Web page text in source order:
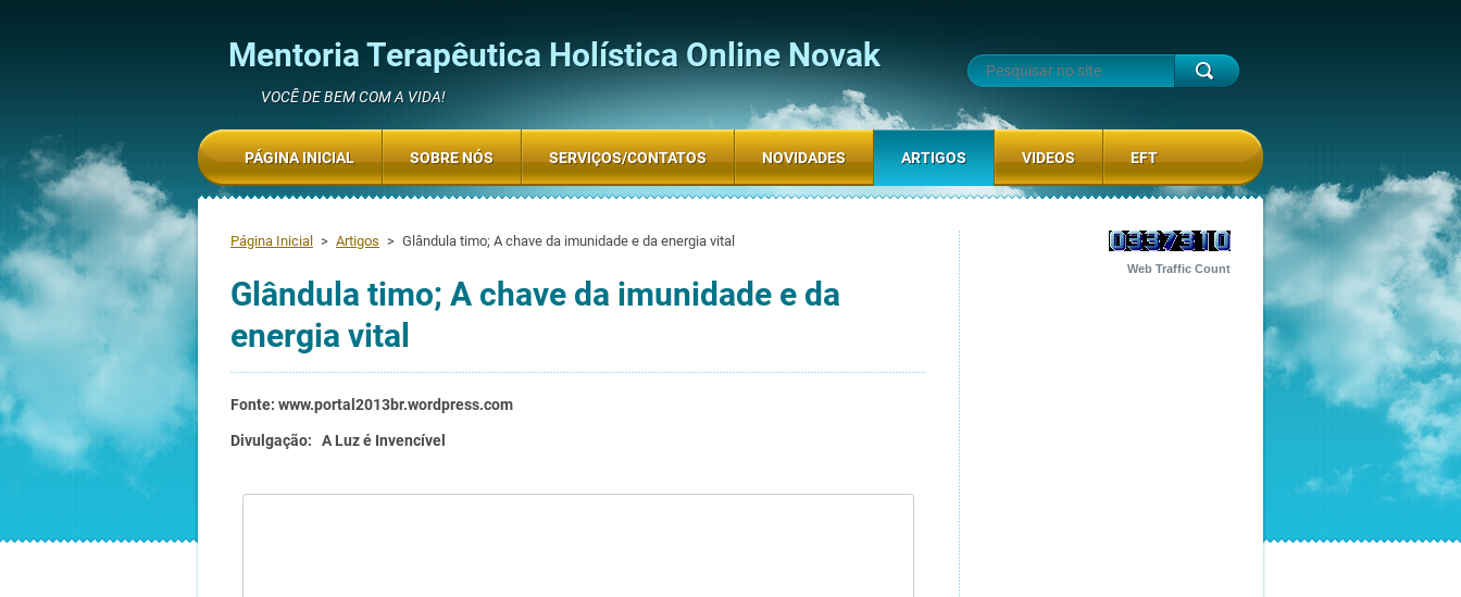
Mentoria Terapêutica Holística Online Novak
VOCÊ DE BEM COM A VIDA!
Página Inicial > Artigos > Glândula timo; A chave da imunidade e da energia vital
Glândula timo; A chave da imunidade e da
energia vital
Fonte: www.portal2013br.wordpress.com
Divulgação: A Luz é Invencível
Web Traffic Count
PÁGINA INICIAL SOBRE NÓS SERVIÇOS/CONTATOS NOVIDADES ARTIGOS VIDEOS EFT